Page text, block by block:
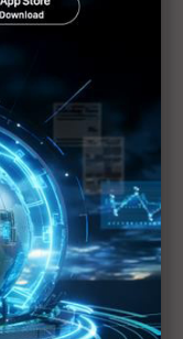
半導體晶片成
亂見怪不怪
其宏盼美伊「速
路觀察「雙率」